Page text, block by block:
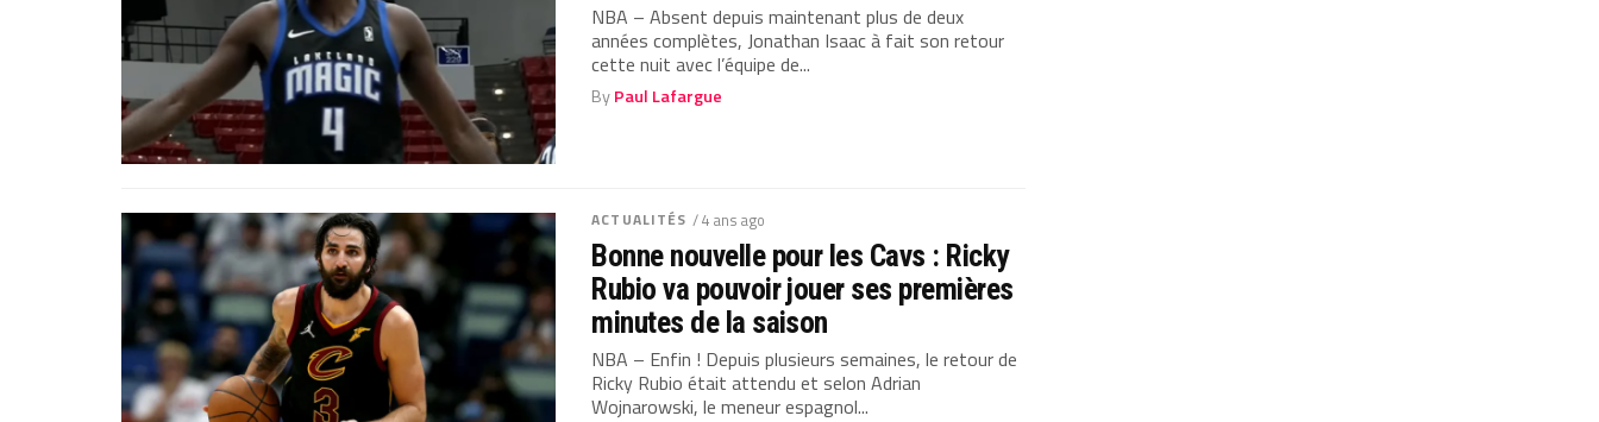
NBA – Absent depuis maintenant plus de deux
années complètes, Jonathan Isaac à fait son retour
cette nuit avec l’équipe de...
ByPaul Lafargue
ACTUALITÉS / 4 ans ago
Bonne nouvelle pour les Cavs : Ricky
Rubio va pouvoir jouer ses premières
minutes de la saison
NBA – Enfin ! Depuis plusieurs semaines, le retour de
Ricky Rubio était attendu et selon Adrian
Wojnarowski, le meneur espagnol...